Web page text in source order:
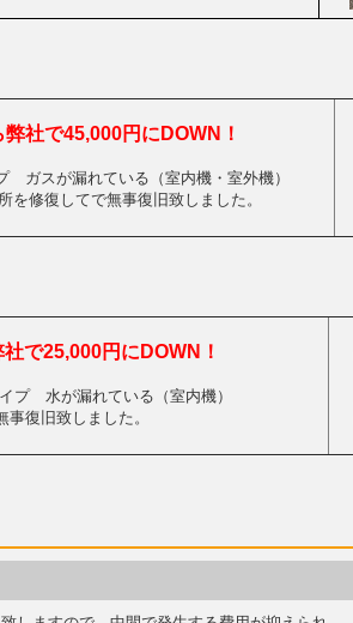
社で45,000円にDOWN！
ガスが漏れている（室内機・室外機）
を修復してで無事復旧致しました。
で25,000円にDOWN！
イプ 水が漏れている（室内機）
事復旧致しました。